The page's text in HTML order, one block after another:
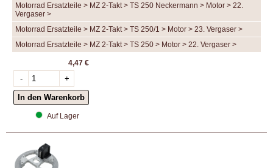
Motorrad Ersatzteile > MZ 2-Takt > TS 250 Neckermann > Motor > 22.
Vergaser >
Motorrad Ersatzteile > MZ 2-Takt > TS 250/1 > Motor > 23. Vergaser >
Motorrad Ersatzteile > MZ 2-Takt > TS 250 > Motor > 22. Vergaser >
4,47 €
Auf Lager